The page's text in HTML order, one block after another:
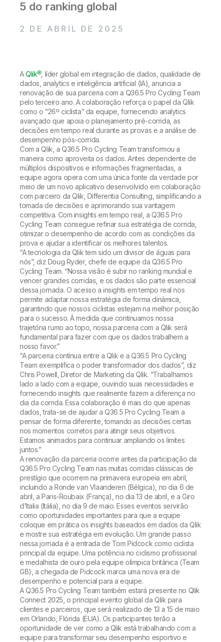
Onboarding
Documentação do Produto
Sala de Imprensa
Escritórios Globais
Qlik
Talend
5 do ranking global
2 DE ABRIL DE 2025
AQlik®, líder global em integração de dados, qualidade de
dados, analytics e inteligência artificial (IA), anuncia a
renovação de sua parceria com a Q36.5 Pro Cycling Team
pelo terceiro ano. A colaboração reforça o papel da Qlik
como o “26º ciclista” da equipe, fornecendo analytics
avançado que apoia o planejamento pré-corrida, as
decisões em tempo real durante as provas e a análise de
desempenho pós-corrida.
Com a Qlik, a Q36.5 Pro Cycling Team transformou a
maneira como aproveita os dados. Antes dependente de
múltiplos dispositivos e informações fragmentadas, a
equipe agora opera com uma única fonte da verdade por
meio de um novo aplicativo desenvolvido em colaboração
com parceiro da Qlik, Differentia Consulting, simplificando a
tomada de decisões e aprimorando sua vantagem
competitiva. Com insights em tempo real, a Q36.5 Pro
Cycling Team consegue refinar sua estratégia de corrida,
otimizar o desempenho de acordo com as condições da
prova e ajudar a identificar os melhores talentos.
“A tecnologia da Qlik tem sido um divisor de águas para
nós”, diz Doug Ryder, chefe de equipe da Q36.5 Pro
Cycling Team. “Nossa visão é subir no ranking mundial e
vencer grandes corridas, e os dados são parte essencial
dessa jornada. O acesso a insights em tempo real nos
permite adaptar nossa estratégia de forma dinâmica,
garantindo que nossos ciclistas estejam na melhor posição
para o sucesso. À medida que continuamos nossa
trajetória rumo ao topo, nossa parceria com a Qlik será
fundamental para fazer com que os dados trabalhem a
nosso favor.”
“A parceria contínua entre a Qlik e a Q36.5 Pro Cycling
Team exemplifica o poder transformador dos dados”, diz
Chris Powell, Diretor de Marketing da Qlik. “Trabalhamos
lado a lado com a equipe, ouvindo suas necessidades e
fornecendo insights que realmente fazem a diferença no
dia da corrida. Essa colaboração é mais do que apenas
dados, trata-se de ajudar a Q36.5 Pro Cycling Team a
pensar de forma diferente, tomando as decisões certas
nos momentos corretos para atingir seus objetivos.
Estamos animados para continuar ampliando os limites
juntos.”
A renovação da parceria ocorre antes da participação da
Q36.5 Pro Cycling Team nas muitas corridas clássicas de
prestígio que ocorrem na primavera europeia em abril,
incluindo a Ronde van Vlaanderen (Bélgica), no dia 6 de
abril, a Paris-Roubaix (França), no dia 13 de abril, e a Giro
d’Italia (Itália), no dia 9 de maio. Esses eventos servirão
como oportunidades importantes para que a equipe
coloque em prática os insights baseados em dados da Qlik
e mostre sua estratégia em evolução. Um grande passo
nessa jornada é a entrada de Tom Pidcock como ciclista
principal da equipe. Uma potência no ciclismo profissional
e medalhista de ouro pela equipe olímpica britânica (Team
GB), a chegada de Pidcock marca uma nova era de
desempenho e potencial para a equipe.
A Q36.5 Pro Cycling Team também estará presente no Qlik
Connect 2025, o principal evento global da Qlik para
clientes e parceiros, que será realizado de 13 a 15 de maio
em Orlando, Flórida (EUA). Os participantes terão a
oportunidade de ver como a Qlik está trabalhando com a
equipe para transformar seu desempenho esportivo e